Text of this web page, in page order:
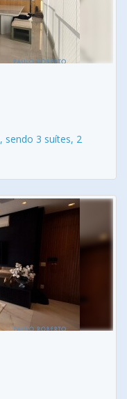
sendo 3 suítes, 2